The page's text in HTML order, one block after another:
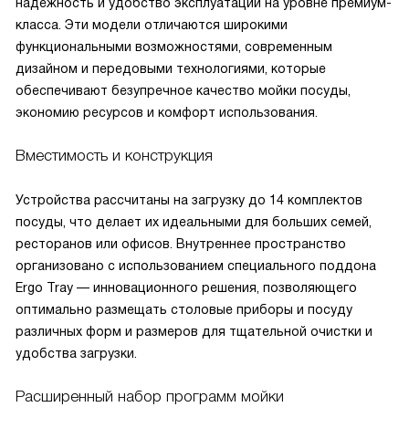
класса. Эти модели отличаются широкими
функциональными возможностями, современным
дизайном и передовыми технологиями, которые
обеспечивают безупречное качество мойки посуды,
экономию ресурсов и комфорт использования.
Вместимость и конструкция
Устройства рассчитаны на загрузку до 14 комплектов
посуды, что делает их идеальными для больших семей,
ресторанов или офисов. Внутреннее пространство
организовано с использованием специального поддона
Ergo Tray — инновационного решения, позволяющего
оптимально размещать столовые приборы и посуду
различных форм и размеров для тщательной очистки и
удобства загрузки.
Расширенный набор программ мойки